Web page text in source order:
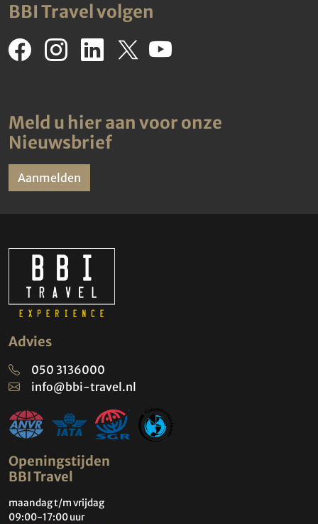
BBI Travel volgen
Meld u hier aan voor onze
Nieuwsbrief
Aanmelden
Advies
050 3136000
info@bbi-travel.nl
Openingstijden
BBI Travel
maandag t/m vrijdag
09:00-17:00 uur